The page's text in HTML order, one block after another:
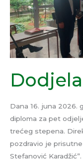
Dana 16. juna 2026.
diploma za pet
trećeg stepena.
pozdravio je
Stefanović